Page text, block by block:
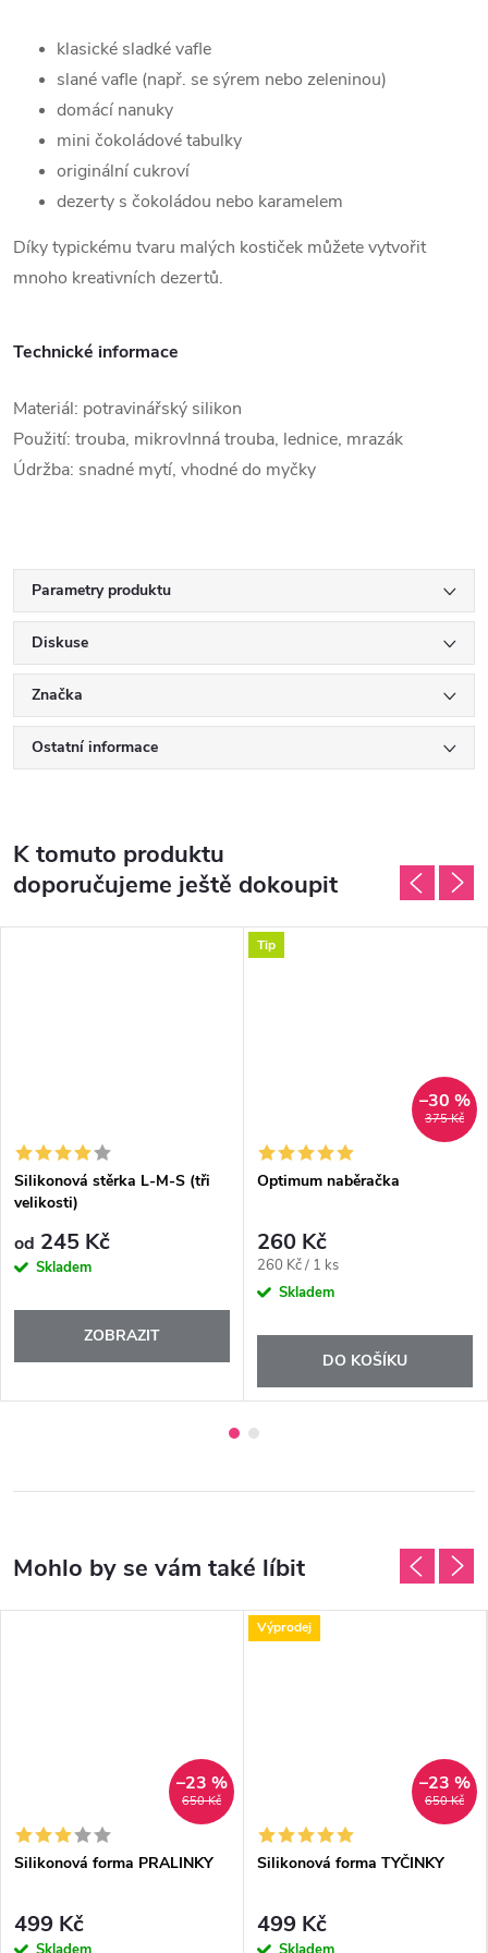
klasické sladké vafle
slané vafle (např. se sýrem nebo zeleninou)
domácí nanuky
mini čokoládové tabulky
originální cukroví
dezerty s čokoládou nebo karamelem
Díky typickému tvaru malých kostiček můžete vytvořit
mnoho kreativních dezertů.
Technické informace
Materiál: potravinářský silikon
Použití: trouba, mikrovlnná trouba, lednice, mrazák
Údržba: snadné mytí, vhodné do myčky
Parametry produktu
Diskuse
Značka
Ostatní informace
K tomuto produktu
doporučujeme ještě dokoupit
Silikonová stěrka L-M-S (tři
velikosti)
od 245 Kč
Skladem
ZOBRAZIT
Tip
375 Kč
–30 %
Optimum naběračka
260 Kč
Měrná
cena:
260 Kč / 1 ks
Skladem
DO KOŠÍKU
650 Kč
–23 %
Silikonová forma PRALINKY
499 Kč
Výprodej
650 Kč
–23 %
Silikonová forma TYČINKY
499 Kč